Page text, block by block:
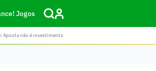
Jogos
Aposta não é investimento